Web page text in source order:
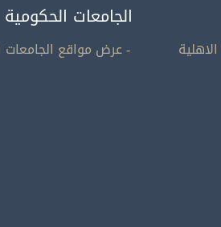
الجامعات الحكومية
- عرض مواقع الجامعات